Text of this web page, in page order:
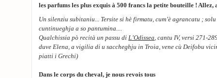
les parfums les plus exquis à 500 francs la petite bouteille !
Un silenziu subitaniu... Tersite si hè firmatu, cum’è agrancatu ;
cuntinueghja a so pantumina....
Qualchissia pò recità un passu di L’Odissea, cantu IV, versi 271-
duve Elena, a vigilia di u saccheghju in Troia, vene cù Deifobu
piatti i Grechi)
Dans le corps du cheval, je nous revois tous